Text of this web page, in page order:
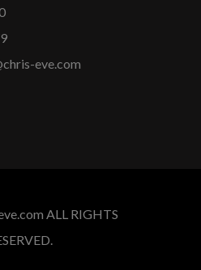
eve.com
ALL RIGHTS